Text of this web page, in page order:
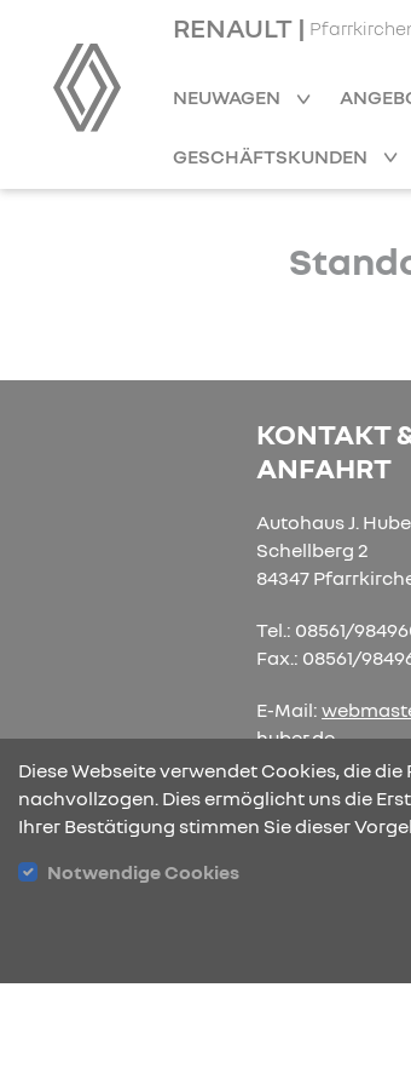
RENAULT |
NEUWAGEN
GESCHÄFTSKUNDEN
KONTAKT
ANFAHRT
Autohaus J.
Schellberg 2
84347
Tel.: 08561/
Fax.: 08561/
E-Mail:
huber.de
Diese Webseite verwendet Cookies, die
nachvollzogen. Dies ermöglicht uns die
Ihrer Bestätigung stimmen Sie dieser
Notwendige Cookies